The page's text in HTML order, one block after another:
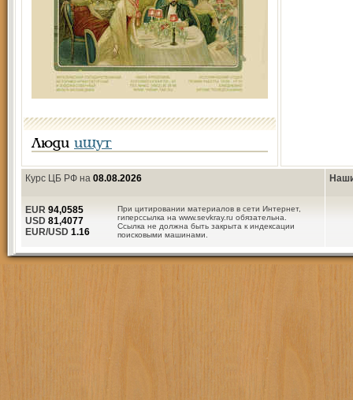
Люди ищут
Курс ЦБ РФ на 08.08.2026
При цитировании материалов в сети Интернет,
гиперссылка на www.sevkray.ru обязательна.
Ссылка не должна быть закрыта к индексации
поисковыми машинами.
EUR 94,0585
USD 81,4077
EUR/USD 1.16